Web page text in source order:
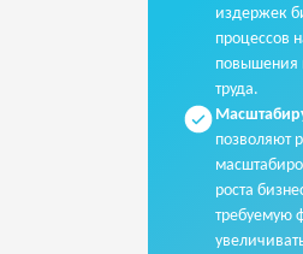
издержек
процессов
повышения
труда.
позволяют
роста
требуемую